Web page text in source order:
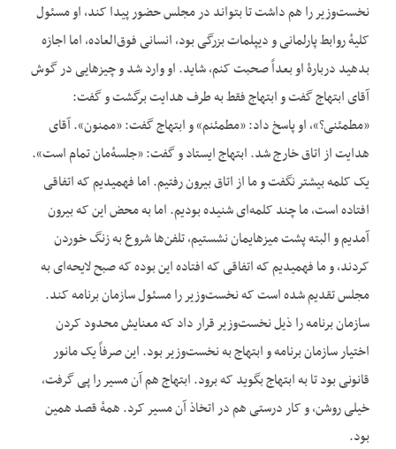
نخست‌وزیر را هم داشت تا بتواند در مجلس حضور پیدا کند، او مسئول
کلیهٔ روابط پارلمانی و دیپلمات بزرگی بود، انسانی فوق‌العاده، اما اجازه
بدهید دربارهٔ او بعداً صحبت کنم، شاید. او وارد شد و چیزهایی در گوش
آقای ابتهاج گفت و ابتهاج فقط به طرف هدایت برگشت و گفت:
«مطمئنی؟»، او پاسخ داد: «مطمئنم» و ابتهاج گفت: «ممنون». آقای
هدایت از اتاق خارج شد. ابتهاج ایستاد و گفت: «جلسهٔ‌مان تمام است».
یک کلمه بیشتر نگفت و ما از اتاق بیرون رفتیم. اما فهمیدیم که اتفاقی
افتاده است، ما چند کلمه‌ای شنیده بودیم. اما به محض این که بیرون
آمدیم و البته پشت میزهایمان نشستیم، تلفن‌ها شروع به زنگ خوردن
کردند، و ما فهمیدیم که اتفاقی که افتاده این بوده که صبح لایحه‌ای به
مجلس تقدیم شده است که نخست‌وزیر را مسئول سازمان برنامه کند.
سازمان برنامه را ذیل نخست‌وزیر قرار داد که معنایش محدود کردن
اختیار سازمان برنامه و ابتهاج به نخست‌وزیر بود. این صرفاً یک مانور
قانونی بود تا به ابتهاج بگوید که برود. ابتهاج هم آن مسیر را پی گرفت،
خیلی روشن، و کار درستی هم در اتخاذ آن مسیر کرد. همهٔ قصد همین
بود.